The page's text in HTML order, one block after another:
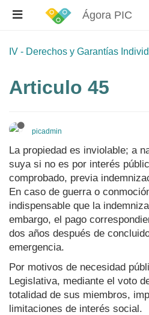
Ágora PIC
IV - Derechos y Garantías
Articulo 45
picadmin
La propiedad es inviolable; a
suya si no es por interés
comprobado, previa
En caso de guerra o
indispensable que la
embargo, el pago
dos años después de
emergencia.
Por motivos de necesidad
Legislativa, mediante el voto
totalidad de sus miembros,
limitaciones de interés social.